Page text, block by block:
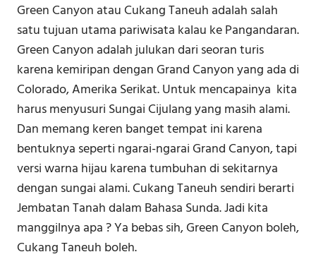
Green Canyon atau Cukang Taneuh adalah salah
satu tujuan utama pariwisata kalau ke Pangandaran.
Green Canyon adalah julukan dari seoran turis
karena kemiripan dengan Grand Canyon yang ada di
Colorado, Amerika Serikat. Untuk mencapainya kita
harus menyusuri Sungai Cijulang yang masih alami.
Dan memang keren banget tempat ini karena
bentuknya seperti ngarai-ngarai Grand Canyon, tapi
versi warna hijau karena tumbuhan di sekitarnya
dengan sungai alami. Cukang Taneuh sendiri berarti
Jembatan Tanah dalam Bahasa Sunda. Jadi kita
manggilnya apa ? Ya bebas sih, Green Canyon boleh,
Cukang Taneuh boleh.